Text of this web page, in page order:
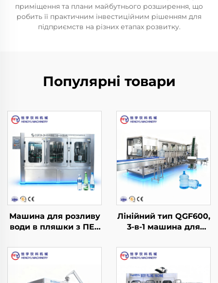
приміщення та плани майбутнього розширення, що
робить її практичним інвестиційним рішенням для
підприємств на різних етапах розвитку.
Популярні товари
Машина для розливу
води в пляшки з ПЕТ
Лінійний тип QGF600,
3-в-1 машина для